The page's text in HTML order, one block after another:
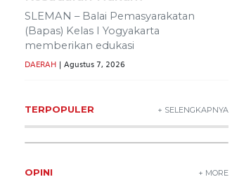
SLEMAN – Balai Pemasyarakatan
(Bapas) Kelas I Yogyakarta